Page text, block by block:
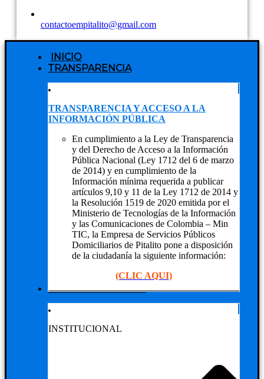
contactoempitalito@gmail.com
INICIO
TRANSPARENCIA
TRANSPARENCIA Y ACCESO A LA
INFORMACIÓN PÚBLICA
En cumplimiento a la Ley de Transparencia
y del Derecho de Acceso a la Información
Pública Nacional (Ley 1712 del 6 de marzo
de 2014) y en cumplimiento de la
Información mínima requerida a publicar
artículos 9,10 y 11 de la Ley 1712 de 2014 y
la Resolución 1519 de 2020 emitida por el
Ministerio de Tecnologías de la Información
y las Comunicaciones de Colombia – Min
TIC, la Empresa de Servicios Públicos
Domiciliarios de Pitalito pone a disposición
de la ciudadanía la siguiente información:
(CLIC AQUI)
NUESTRA EMPRESA
INSTITUCIONAL